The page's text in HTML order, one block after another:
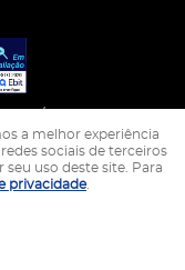
a melhor experiência
sociais de terceiros
uso deste site. Para
privacidade.